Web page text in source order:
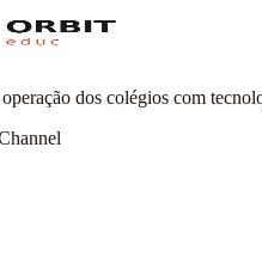
dos colégios com